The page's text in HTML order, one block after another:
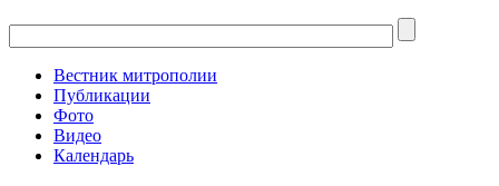
Вестник митрополии
Публикации
Фото
Видео
Календарь